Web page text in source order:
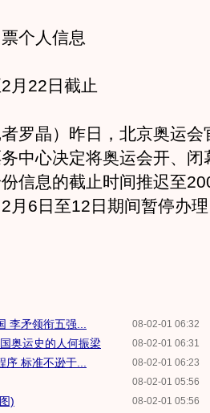
个人信息
22日截止
晶）昨日，北京奥运会
中心决定将奥运会开、闭
信息的截止时间推迟至
2月6日至12日期间暂停办
08-02-01 06:32
李矛领衔五强...
08-02-01 06:31
奥运史的人何振梁
08-02-01 06:23
标准不逊于...
08-02-01 05:56
08-02-01 05:56
)